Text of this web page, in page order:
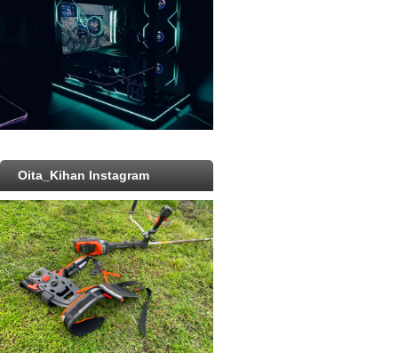
Oita_Kihan Instagram